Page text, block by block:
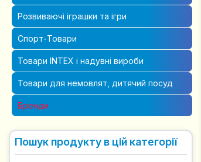
Пупси та інтерактивні
ПЛЕТІННЯ БРАСЛЕТІВРОБОТИ,
Велосипеди 2-х колісні
"24-28"
КАРТИ (ПЕДАЛЬНІ
ТРАКТОРИ ПЕДАЛЬНІ
НЕВАЛЯЙКА, ДЗИГА, ЙО
ЙО
СВІТИЛЬНИК ДИТЯЧИЙ,
КАНЦЕЛЯРСЬКЕ
ФАРБИ, ОЛІВЦІ, НАБОРИ
ІГРАШКИРАДІО, КОЛОНКИ
CD-ДИСКИ
Розвиваючі іграшки та ігри
ІНСТРУМЕНТИ
Спорт-Товари
РАКЕТКИ
Товари INTEX і надувні вироби
МЕБЛІ
Товари для немовлят, дитячий посуд
Бренди
Пошук продукту в цій категорії